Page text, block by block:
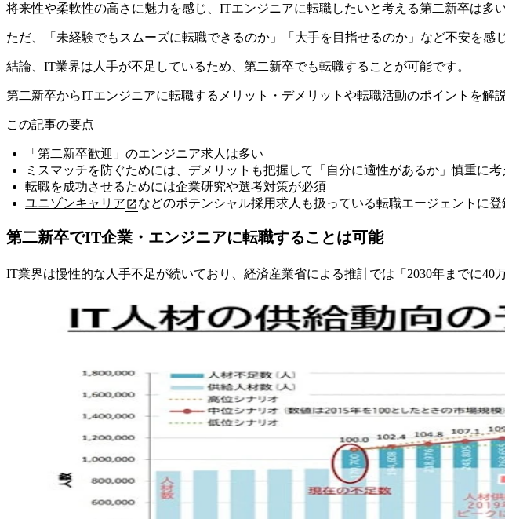
将来性や柔軟性の高さに魅力を感じ、ITエンジニアに転職したいと考える第二新卒は多い
ただ、「未経験でもスムーズに転職できるのか」「大手を目指せるのか」など不安を感
結論、 IT業界は人手が不足しているため、第二新卒でも転職することが可能です。
第二新卒からITエンジニアに転職するメリット・デメリットや転職活動のポイントを解
この記事の要点
「第二新卒歓迎」のエンジニア求人は多い
ミスマッチを防ぐためには、デメリットも把握して「自分に適性があるか」慎重に
転職を成功させるためには企業研究や選考対策が必須
ユニゾンキャリア
などのポテンシャル採用求人も扱っている転職エージェントに
第二新卒でIT企業・エンジニアに転職することは可能
IT業界は慢性的な人手不足が続いており、経済産業省による推計では「2030年までに40